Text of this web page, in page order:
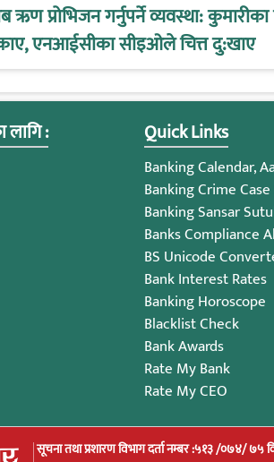
ऋण प्रोभिजन गर्नुपर्ने व्यवस्था:
एनआईसीका सीइओले चित्त दु:खाए
: Quick Links
Banking Calendar,
Banking Crime
Banking Sansar
Banks Compliance
BS Unicode
Bank Interest Rates
Banking Horoscope
Blacklist Check
Bank Awards
Rate My Bank
Rate My CEO
सूचना तथा प्रशारण विभाग दर्ता नम्बर :५१३ /०७४/ ७५